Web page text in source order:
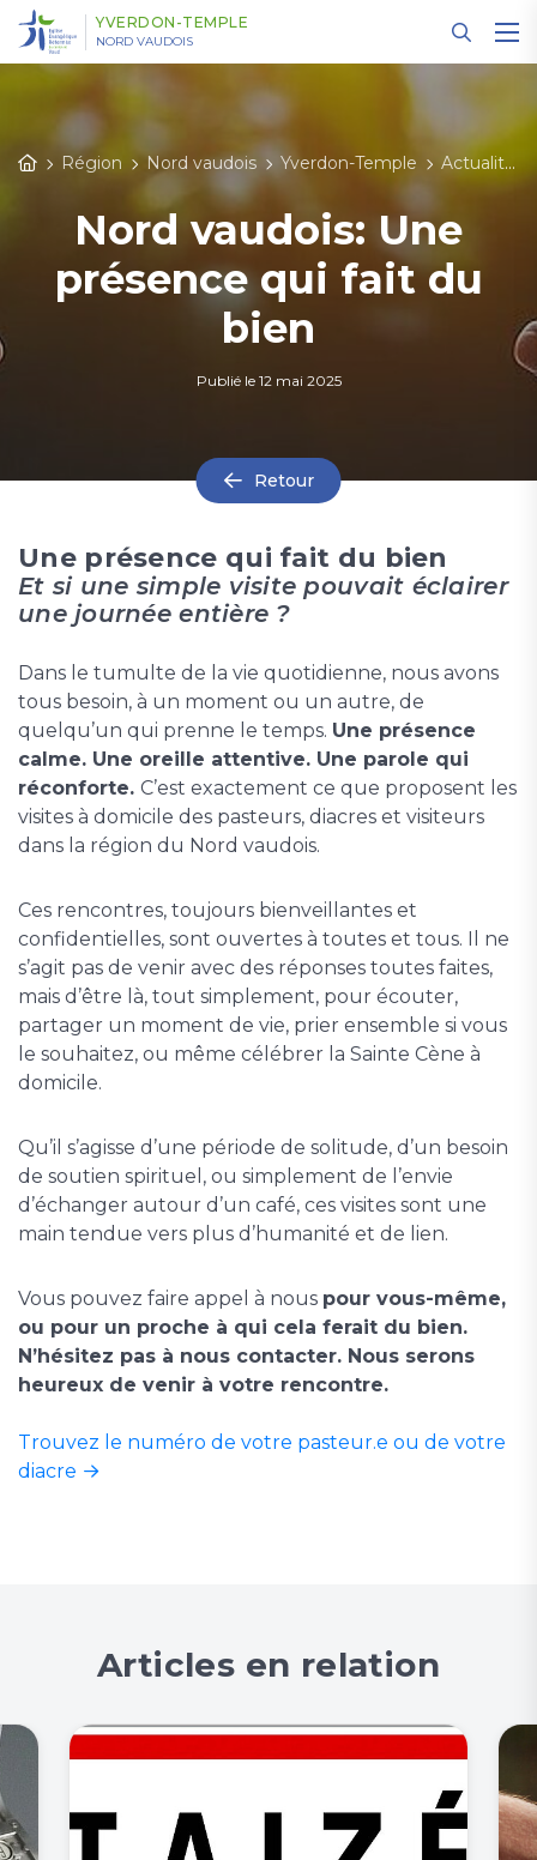
YVERDON-TEMPLE
NORD VAUDOIS
Région Nord vaudois Yverdon-Temple Actualités
Nord vaudois: Une
présence qui fait du
bien
Publié le 12 mai 2025
Retour
Une présence qui fait du bien
Et si une simple visite pouvait éclairer
une journée entière ?
Dans le tumulte de la vie quotidienne, nous avons
tous besoin, à un moment ou un autre, de
quelqu’un qui prenne le temps. Une présence
calme. Une oreille attentive. Une parole qui
réconforte. C’est exactement ce que proposent les
visites à domicile des pasteurs, diacres et visiteurs
dans la région du Nord vaudois.
Ces rencontres, toujours bienveillantes et
confidentielles, sont ouvertes à toutes et tous. Il ne
s’agit pas de venir avec des réponses toutes faites,
mais d’être là, tout simplement, pour écouter,
partager un moment de vie, prier ensemble si vous
le souhaitez, ou même célébrer la Sainte Cène à
domicile.
Qu’il s’agisse d’une période de solitude, d’un besoin
de soutien spirituel, ou simplement de l’envie
d’échanger autour d’un café, ces visites sont une
main tendue vers plus d’humanité et de lien.
Vous pouvez faire appel à nous pour vous-même,
ou pour un proche à qui cela ferait du bien.
N’hésitez pas à nous contacter. Nous serons
heureux de venir à votre rencontre.
Trouvez le numéro de votre pasteur.e ou de votre
diacre
Articles en relation
Panneau de gestion des cookies